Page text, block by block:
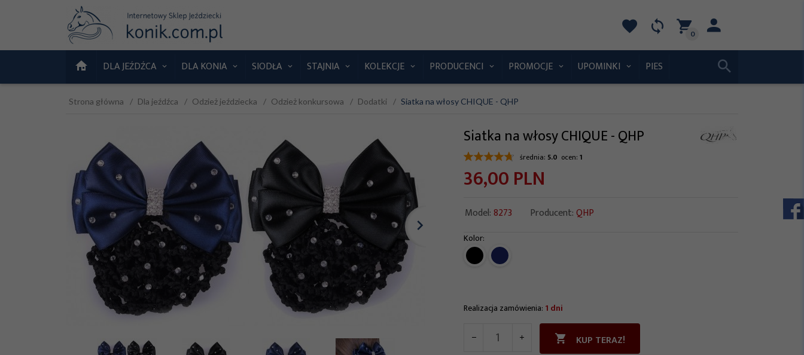
0
DLA JEŹDŹCA DLA KONIA SIODŁA STAJNIA KOLEKCJE PRODUCENCI PROMOCJE UPOMINKI PIES
Strona główna Dla jeźdźca Odzież jeździecka Odzież konkursowa Dodatki Siatka na włosy CHIQUE - QHP
Siatka na włosy CHIQUE - QHP
średnia: 5.0 ocen: 1
36,00PLN
Model:8273 Producent:QHP
Kolor:
Realizacja zamówienia: 1 dni
KUP TERAZ!